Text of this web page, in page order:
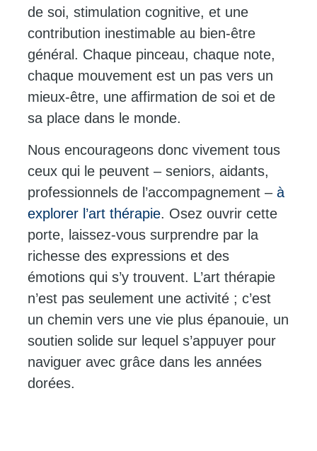
de soi, stimulation cognitive, et une
contribution inestimable au bien-être
général. Chaque pinceau, chaque note,
chaque mouvement est un pas vers un
mieux-être, une affirmation de soi et de
sa place dans le monde.
Nous encourageons donc vivement tous
ceux qui le peuvent – seniors, aidants,
professionnels de l’accompagnement – à
explorer l’art thérapie. Osez ouvrir cette
porte, laissez-vous surprendre par la
richesse des expressions et des
émotions qui s’y trouvent. L’art thérapie
n’est pas seulement une activité ; c’est
un chemin vers une vie plus épanouie, un
soutien solide sur lequel s’appuyer pour
naviguer avec grâce dans les années
dorées.